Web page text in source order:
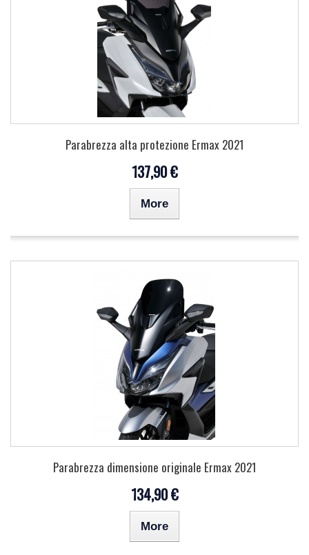
Parabrezza alta protezione Ermax 2021
137,90 €
More
Parabrezza dimensione originale Ermax 2021
134,90 €
More